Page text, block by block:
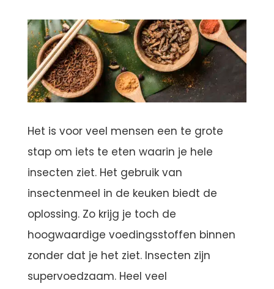
Het is voor veel mensen een te grote
stap om iets te eten waarin je hele
insecten ziet. Het gebruik van
insectenmeel in de keuken biedt de
oplossing. Zo krijg je toch de
hoogwaardige voedingsstoffen binnen
zonder dat je het ziet. Insecten zijn
supervoedzaam. Heel veel